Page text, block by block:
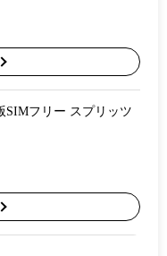
SIMフリー スプリッツ